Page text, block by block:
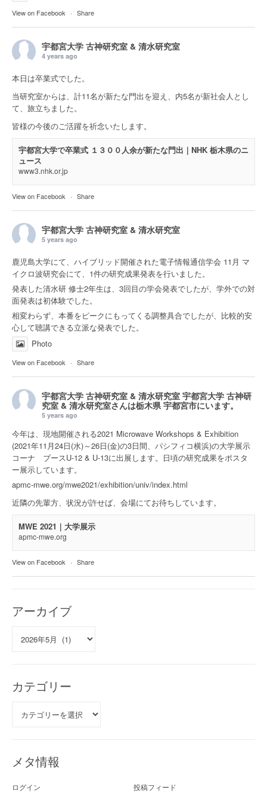
View on Facebook · Share
宇都宮大学 古神研究室 & 清水研究室
4 years ago
本日は卒業式でした。
当研究室からは、計11名が新たな門出を迎え、内5名が新社会人とし
て、旅立ちました。
皆様の今後のご活躍を祈念いたします。
宇都宮大学で卒業式 １３００人余が新たな門出｜NHK 栃木県のニ
ュース
www3.nhk.or.jp
View on Facebook · Share
宇都宮大学 古神研究室 & 清水研究室
5 years ago
鹿児島大学にて、ハイブリッド開催された電子情報通信学会 11月 マ
イクロ波研究会にて、1件の研究成果発表を行いました。
発表した清水研 修士2年生は、3回目の学会発表でしたが、学外での対
面発表は初体験でした。
相変わらず、本番をピークにもってくる調整具合でしたが、比較的安
心して聴講できる立派な発表でした。
Photo
View on Facebook · Share
宇都宮大学 古神研究室 & 清水研究室 宇都宮大学 古神研
究室 & 清水研究室さんは栃木県 宇都宮市にいます。
5 years ago
今年は、現地開催される2021 Microwave Workshops & Exhibition
(2021年11月24日(水)～26日(金)の3日間、パシフィコ横浜)の大学展示
コーナ ブースU-12 & U-13に出展します。日頃の研究成果をポスタ
ー展示しています。
apmc-mwe.org/mwe2021/exhibition/univ/index.html
近隣の先輩方、状況が許せば、会場にてお待ちしています。
MWE 2021｜大学展示
apmc-mwe.org
View on Facebook · Share
アーカイブ
カテゴリー
メタ情報
ログイン 投稿フィード